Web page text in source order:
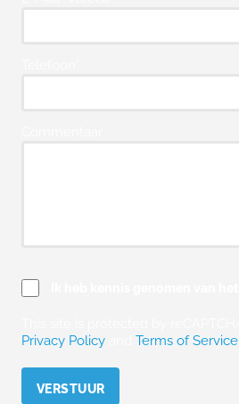
Privacy Policy
Terms of Service